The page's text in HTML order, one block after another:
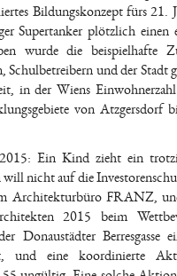
Bildungskonzept fürs 21.
Supertanker plötzlich einen
wurde die beispielhafte
Schulbetreibern und der Stadt
in der Wiens
von Atzgersdorf
Ein Kind zieht ein
will nicht auf die
Architekturbüro FRANZ,
2015 beim
Donaustädter Berresgasse
und eine koordinierte